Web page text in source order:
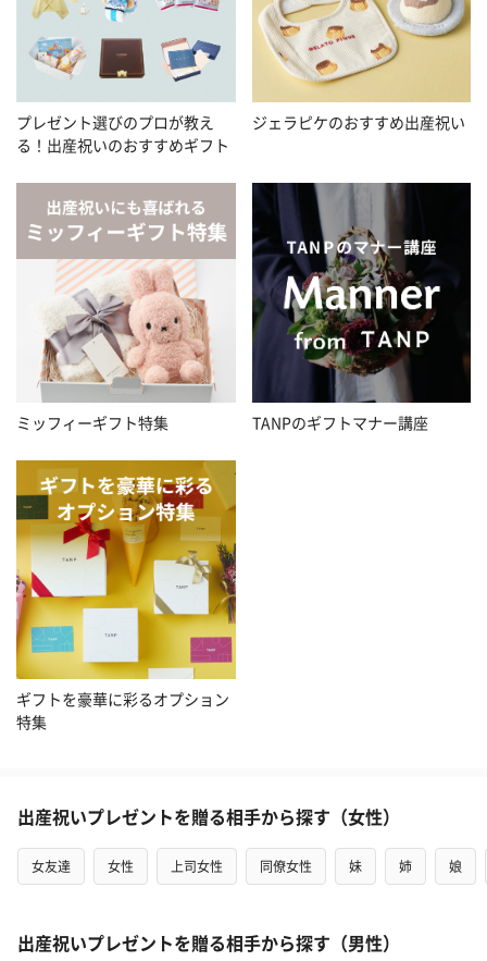
プレゼント選びのプロが教え
る！出産祝いのおすすめギフト
ジェラピケのおすすめ出産祝い
ミッフィーギフト特集 TANPのギフトマナー講座
ギフトを豪華に彩るオプション
特集
出産祝いプレゼントを贈る相手から探す（女性）
女友達 女性 上司女性 同僚女性 妹 姉 娘
出産祝いプレゼントを贈る相手から探す（男性）